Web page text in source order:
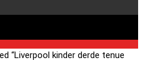
“Liverpool kinder derde tenue